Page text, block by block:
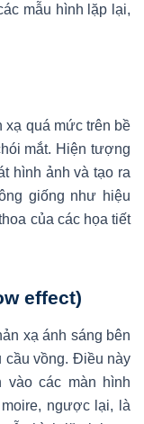
mẫu hình lặp lại,
xạ quá mức trên bề
mắt. Hiện tượng
hình ảnh và tạo ra
giống như hiệu
của các họa tiết
effect)
xạ ánh sáng bên
cầu vồng. Điều này
các màn hình
ngược lại, là